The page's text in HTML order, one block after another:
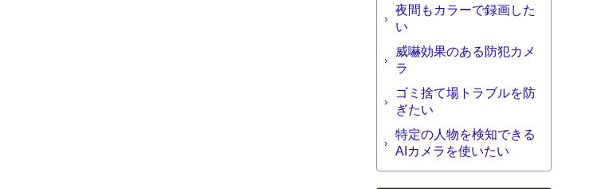
夜間もカラーで録画した
い
威嚇効果のある防犯カメ
ラ
ゴミ捨て場トラブルを防
ぎたい
特定の人物を検知できる
AIカメラを使いたい